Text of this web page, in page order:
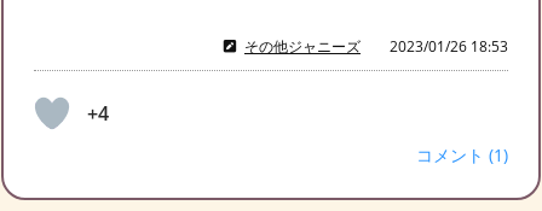
その他ジャニーズ 2023/01/26 18:53
+4
コメント (1)